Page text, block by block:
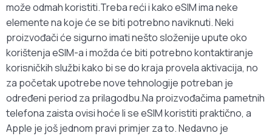
može odmah koristiti.Treba reći i kako eSIM ima neke
elemente na koje će se biti potrebno naviknuti. Neki
proizvođači će sigurno imati nešto složenije upute oko
korištenja eSIM-a i možda će biti potrebno kontaktiranje
korisničkih službi kako bi se do kraja provela aktivacija, no
za početak upotrebe nove tehnologije potreban je
određeni period za prilagodbu.Na proizvođačima pametnih
telefona zaista ovisi hoće li se eSIM koristiti praktično, a
Apple je još jednom pravi primjer za to. Nedavno je